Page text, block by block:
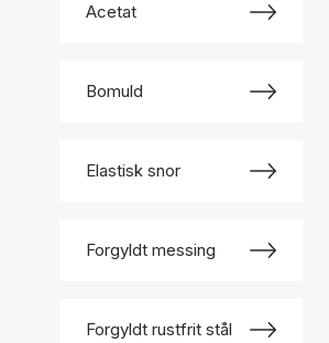
Acetat
Bomuld
Elastisk snor
Forgyldt messing
Forgyldt rustfrit stål